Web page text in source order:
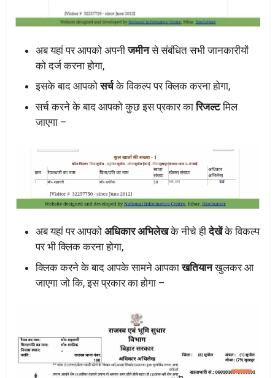
अब यहां पर आपको अपनीजमीनसे संबंधित सभी जानकारीयों
को दर्ज करना होगा,
इसके बाद आपकोसर्चके विकल्प पर क्लिक करना होगा,
सर्च करने के बाद आपको कुछ इस प्रकार कारिजल्टमिल
जाएगा –
अब यहां पर आपको अधिकार अभिलेखके नीचे हीदेखेंके विकल्प
पर भी क्लिक करना होगा,
क्लिक करने के बाद आपके सामने आपकाखतियानखुलकर आ
जाएगा जो कि, इस प्रकार का होगा –